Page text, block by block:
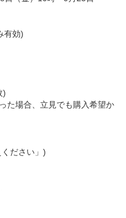
有効)
)
た場合、立見でも購入希望か
ださい」)